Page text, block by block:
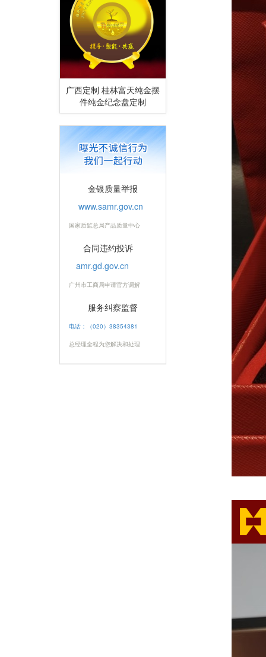
广西定制 桂林富天纯金摆
件纯金纪念盘定制
金银质量举报
www.samr.gov.cn
国家质监总局产品质量中心
合同违约投诉
amr.gd.gov.cn
广州市工商局申请官方调解
服务纠察监督
电话：（020）38354381
总经理全程为您解决和处理